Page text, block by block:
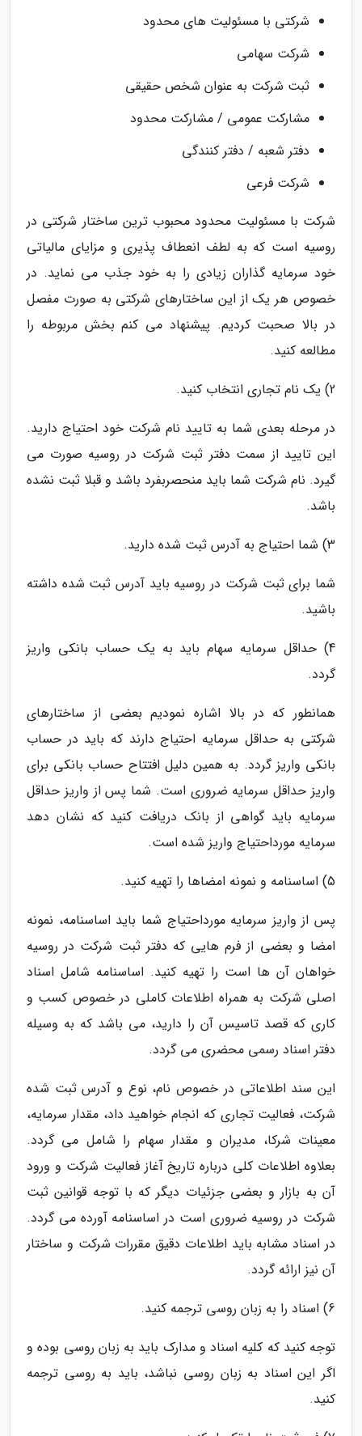
شرکتی با مسئولیت های محدود
شرکت سهامی
ثبت شرکت به عنوان شخص حقیقی
مشارکت عمومی / مشارکت محدود
دفتر شعبه / دفتر کنندگی
شرکت فرعی
شرکت با مسئولیت محدود محبوب ترین ساختار شرکتی در
روسیه است که به لطف انعطاف پذیری و مزایای مالیاتی
خود سرمایه گذاران زیادی را به خود جذب می نماید. در
خصوص هر یک از این ساختارهای شرکتی به صورت مفصل
در بالا صحبت کردیم. پیشنهاد می کنم بخش مربوطه را
مطالعه کنید.
2) یک نام تجاری انتخاب کنید.
در مرحله بعدی شما به تایید نام شرکت خود احتیاج دارید.
این تایید از سمت دفتر ثبت شرکت در روسیه صورت می
گیرد. نام شرکت شما باید منحصربفرد باشد و قبلا ثبت نشده
باشد.
3) شما احتیاج به آدرس ثبت شده دارید.
شما برای ثبت شرکت در روسیه باید آدرس ثبت شده داشته
باشید.
4) حداقل سرمایه سهام باید به یک حساب بانکی واریز
گردد.
همانطور که در بالا اشاره نمودیم بعضی از ساختارهای
شرکتی به حداقل سرمایه احتیاج دارند که باید در حساب
بانکی واریز گردد. به همین دلیل افتتاح حساب بانکی برای
واریز حداقل سرمایه ضروری است. شما پس از واریز حداقل
سرمایه باید گواهی از بانک دریافت کنید که نشان دهد
سرمایه مورداحتیاج واریز شده است.
5) اساسنامه و نمونه امضاها را تهیه کنید.
پس از واریز سرمایه مورداحتیاج شما باید اساسنامه، نمونه
امضا و بعضی از فرم هایی که دفتر ثبت شرکت در روسیه
خواهان آن ها است را تهیه کنید. اساسنامه شامل اسناد
اصلی شرکت به همراه اطلاعات کاملی در خصوص کسب و
کاری که قصد تاسیس آن را دارید، می باشد که به وسیله
دفتر اسناد رسمی محضری می گردد.
این سند اطلاعاتی در خصوص نام، نوع و آدرس ثبت شده
شرکت، فعالیت تجاری که انجام خواهید داد، مقدار سرمایه،
معینات شرکا، مدیران و مقدار سهام را شامل می گردد.
بعلاوه اطلاعات کلی درباره تاریخ آغاز فعالیت شرکت و ورود
آن به بازار و بعضی جزئیات دیگر که با توجه قوانین ثبت
شرکت در روسیه ضروری است در اساسنامه آورده می گردد.
در اسناد مشابه باید اطلاعات دقیق مقررات شرکت و ساختار
آن نیز ارائه گردد.
6) اسناد را به زبان روسی ترجمه کنید.
توجه کنید که کلیه اسناد و مدارک باید به زبان روسی بوده و
اگر این اسناد به زبان روسی نباشد، باید به روسی ترجمه
کنید.